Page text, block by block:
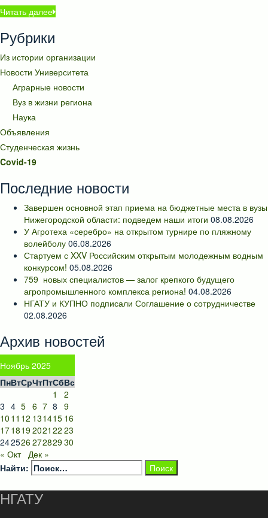
Читать далее
Рубрики
Из истории организации
Новости Университета
Аграрные новости
Вуз в жизни региона
Наука
Объявления
Студенческая жизнь
Covid-19
Последние новости
Завершен основной этап приема на бюджетные места в вузы
Нижегородской области: подведем наши итоги 08.08.2026
У Агротеха «серебро» на открытом турнире по пляжному
волейболу 06.08.2026
Стартуем с XXV Российским открытым молодежным водным
конкурсом! 05.08.2026
759 новых специалистов — залог крепкого будущего
агропромышленного комплекса региона! 04.08.2026
НГАТУ и КУПНО подписали Соглашение о сотрудничестве
02.08.2026
Архив новостей
Ноябрь 2025
ПнВтСрЧтПтСбВс
1
2
3 4 5 6 7 8 9
10 11 12 131415 16
1718192021 22 23
24252627282930
« Окт Дек »
Найти:
НГАТУ